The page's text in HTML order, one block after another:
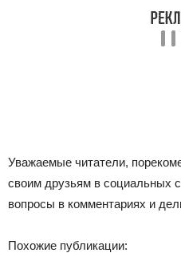
Уважаемые читатели,
своим друзьям в социальных
вопросы в комментариях и
Похожие публикации: